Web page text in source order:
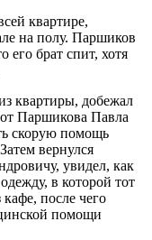
квартире,
на полу. Паршиков
брат спит, хотя
квартиры, добежал
Паршикова Павла
скорую помощь
вернулся
увидел, как
в которой тот
после чего
помощи